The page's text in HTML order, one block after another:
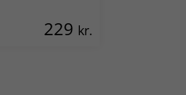
229 kr.